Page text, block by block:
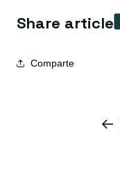
Share article
Comparte